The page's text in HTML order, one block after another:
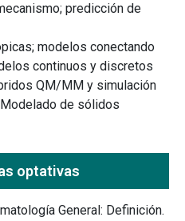
predicción de
modelos conectando
continuos y discretos
QM/MM y simulación
de sólidos
optativas
General: Definición.